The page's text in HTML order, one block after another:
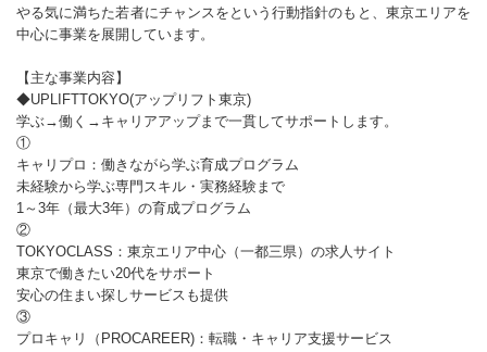
やる気に満ちた若者にチャンスをという行動指針のもと、東京エリアを
中心に事業を展開しています。
【主な事業内容】
◆UPLIFTTOKYO(アップリフト東京)
学ぶ→働く→キャリアアップまで一貫してサポートします。
①
キャリプロ：働きながら学ぶ育成プログラム
未経験から学ぶ専門スキル・実務経験まで
1～3年（最大3年）の育成プログラム
②
TOKYOCLASS：東京エリア中心（一都三県）の求人サイト
東京で働きたい20代をサポート
安心の住まい探しサービスも提供
③
プロキャリ（PROCAREER)：転職・キャリア支援サービス